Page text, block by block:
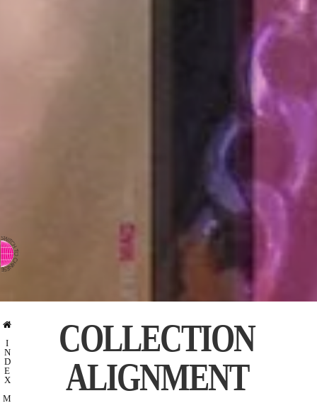
I
N
D
E
X
M
COLLECTION
ALIGNMENT